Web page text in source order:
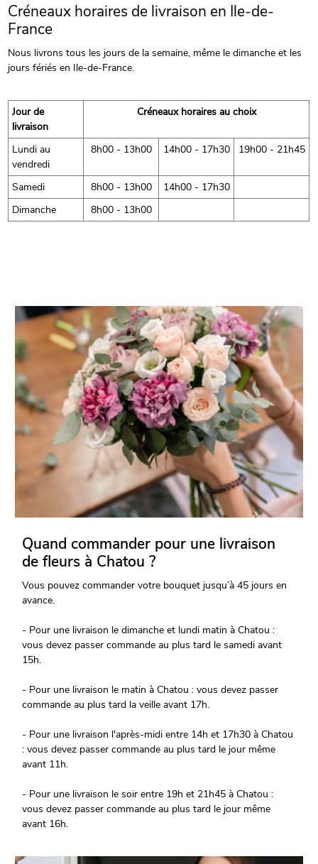
Créneaux horaires de livraison en Ile-de-
France
Nous livrons tous les jours de la semaine, même le dimanche et les
jours fériés en Ile-de-France.
Jour de
livraison
Créneaux horaires au choix
Lundi au
vendredi
8h00 - 13h00 14h00 - 17h30 19h00 - 21h45
Samedi 8h00 - 13h00
14h00 - 17h30
Dimanche
8h00 - 13h00
Quand commander pour une livraison
de fleurs à Chatou ?
Vous pouvez commander votre bouquet jusqu’à 45 jours en
avance.
- Pour une livraison le dimanche et lundi matin à Chatou :
vous devez passer commande au plus tard le samedi avant
15h.
- Pour une livraison le matin à Chatou : vous devez passer
commande au plus tard la veille avant 17h.
- Pour une livraison l'après-midi entre 14h et 17h30 à Chatou
: vous devez passer commande au plus tard le jour même
avant 11h.
- Pour une livraison le soir entre 19h et 21h45 à Chatou :
vous devez passer commande au plus tard le jour même
avant 16h.